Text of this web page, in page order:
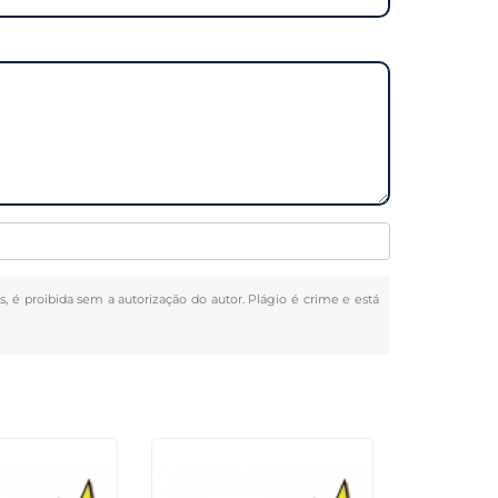
é proibida sem a autorização do autor. Plágio é crime e está